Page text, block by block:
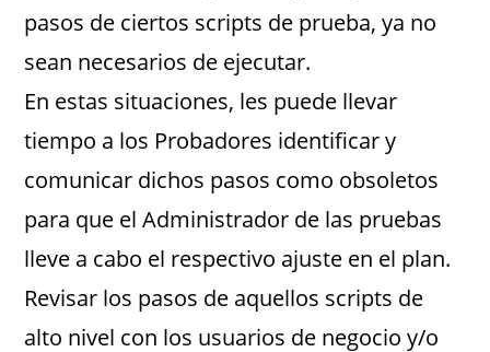
pasos de ciertos scripts de prueba, ya no
sean necesarios de ejecutar.
En estas situaciones, les puede llevar
tiempo a los Probadores identificar y
comunicar dichos pasos como obsoletos
para que el Administrador de las pruebas
lleve a cabo el respectivo ajuste en el plan.
Revisar los pasos de aquellos scripts de
alto nivel con los usuarios de negocio y/o